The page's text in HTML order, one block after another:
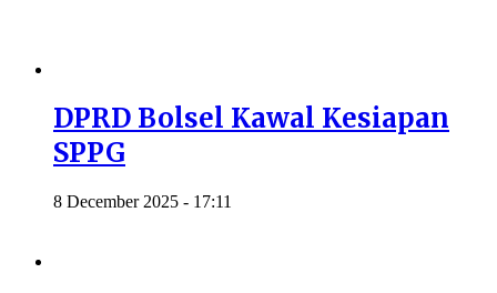
DPRD Bolsel Kawal Kesiapan
SPPG
8 December 2025 - 17:11